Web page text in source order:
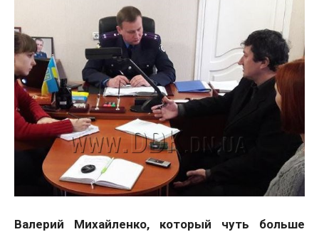
Валерий Михайленко, который чуть больше